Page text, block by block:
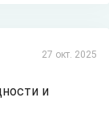
27 окт. 2025
и